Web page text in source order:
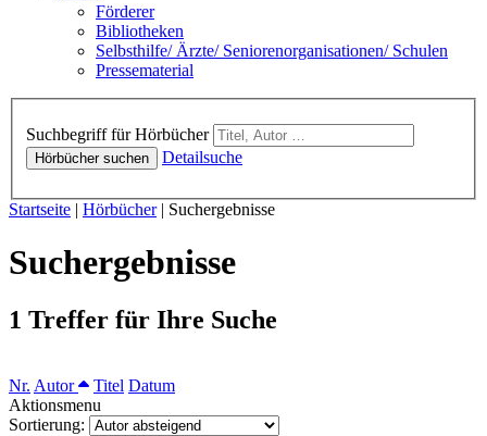
Förderer
Bibliotheken
Selbsthilfe/ Ärzte/ Seniorenorganisationen/ Schulen
Pressematerial
Suchbegriff für Hörbücher
Hörbücher suchen Detailsuche
Sie sind hier:
Startseite | Hörbücher| Suchergebnisse
Suchergebnisse
1 Treffer für Ihre Suche
Nr. Autor Sortieren nach
Titel Datum
Aktionsmenu
Sortierung: